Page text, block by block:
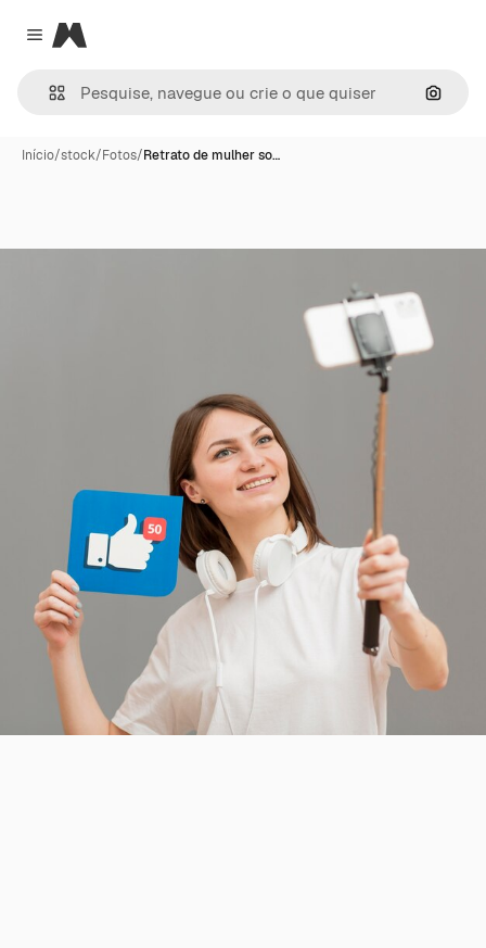
Close menu
Magnific
Início/stock/Fotos/Retrato de mulher so…